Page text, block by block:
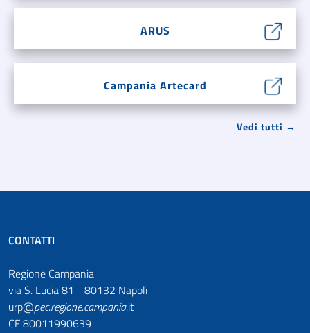
ARUS
Campania Artecard
Vedi tutti →
CONTATTI
Regione Campania
via S. Lucia 81 - 80132 Napoli
urp@pec.regione.campania.it
CF 80011990639